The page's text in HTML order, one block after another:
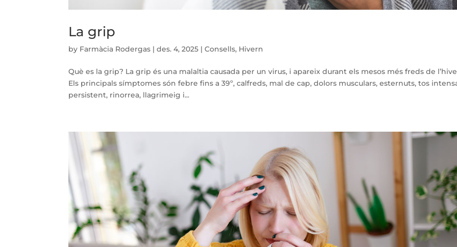
La grip
by Farmàcia Rodergas |des. 4, 2025 |Consells, Hivern
Què es la grip? La grip és una malaltia causada per un virus, i apareix durant els mesos més freds de
Els principals símptomes són febre fins a 39º, calfreds, mal de cap, dolors musculars, esternuts, tos
persistent, rinorrea, llagrimeig i...